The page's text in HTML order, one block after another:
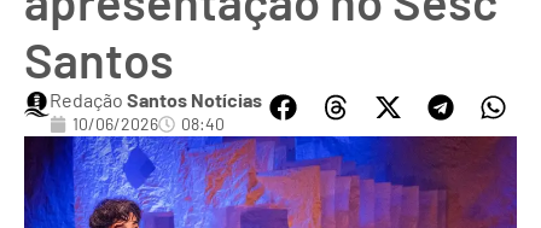
Santos
Redação Santos Notícias
10/06/2026 08:40